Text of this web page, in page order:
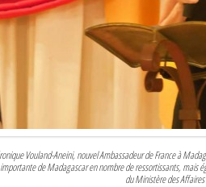
Vouland-Aneini, nouvel Ambassadeur de France à
de Madagascar en nombre de ressortissants,
du Ministère des